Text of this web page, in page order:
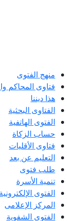
منهج الفتوى
فتاوى المحاكم
هذا ديننا
الفتاوى البحثية
الفتوى الهاتفية
حساب الزكاة
فتاوى الأقليات
التعليم عن بعد
طلب فتوى
تنمية الأسرة
الفتوى الإلكترونية
المركز الإعلامى
الفتوى الشفوية